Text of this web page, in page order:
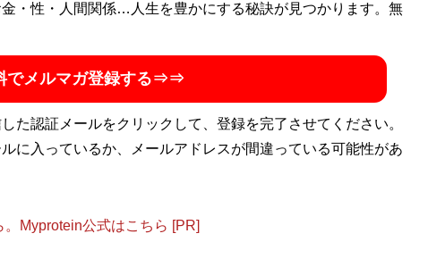
経て2019年に独立。放送批評誌「ＧＡＬＡＣ」前編集委員
・性・人間関係…人生を豊かにする秘訣が見つかります。無
でメルマガ登録する⇒⇒
た認証メールをクリックして、登録を完了させてください。
に入っているか、メールアドレスが間違っている可能性があ
Myprotein公式はこちら [PR]